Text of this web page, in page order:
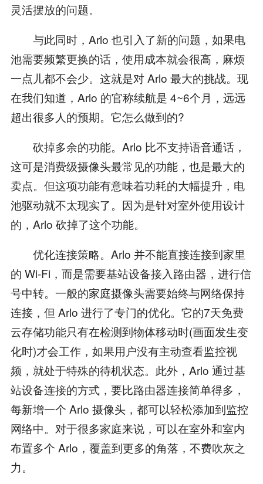
灵活摆放的问题。
与此同时，Arlo 也引入了新的问题，如果电
池需要频繁更换的话，使用成本就会很高，麻烦
一点儿都不会少。这就是对 Arlo 最大的挑战。现
在我们知道，Arlo 的官称续航是 4~6个月，远远
超出很多人的预期。它怎么做到的?
砍掉多余的功能。Arlo 比不支持语音通话，
这可是消费级摄像头最常见的功能，也是最大的
卖点。但这项功能有意味着功耗的大幅提升，电
池驱动就不太现实了。因为是针对室外使用设计
的，Arlo 砍掉了这个功能。
优化连接策略。Arlo 并不能直接连接到家里
的 Wi-Fi，而是需要基站设备接入路由器，进行信
号中转。一般的家庭摄像头需要始终与网络保持
连接，但 Arlo 进行了专门的优化。它的7天免费
云存储功能只有在检测到物体移动时(画面发生变
化时)才会工作，如果用户没有主动查看监控视
频，就处于特殊的待机状态。此外，Arlo 通过基
站设备连接的方式，要比路由器连接简单得多，
每新增一个 Arlo 摄像头，都可以轻松添加到监控
网络中。对于很多家庭来说，可以在室外和室内
布置多个 Arlo，覆盖到更多的角落，不费吹灰之
力。